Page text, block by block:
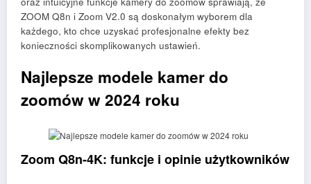
ZOOM Q8n i Zoom V2.0 są doskonałym wyborem dla
każdego, kto chce uzyskać profesjonalne efekty bez
konieczności skomplikowanych ustawień.
Najlepsze modele kamer do
zoomów w 2024 roku
Zoom Q8n-4K: funkcje i opinie użytkowników